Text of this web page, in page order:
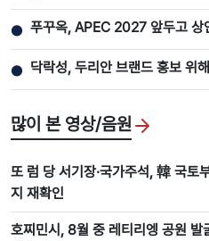
● 푸꾸옥, APEC 2027 앞두고 상
● 닥락성, 두리안 브랜드 홍보 위
많이 본 영상/음원
또 럼 당 서기장·국가주석, 韓 국토
지 재확인
호찌민시, 8월 중 레티리엥 공원 발